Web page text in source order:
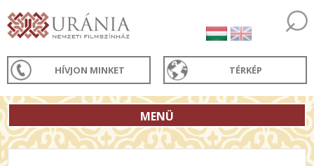
HÍVJON MINKET TÉRKÉP
MENÜ